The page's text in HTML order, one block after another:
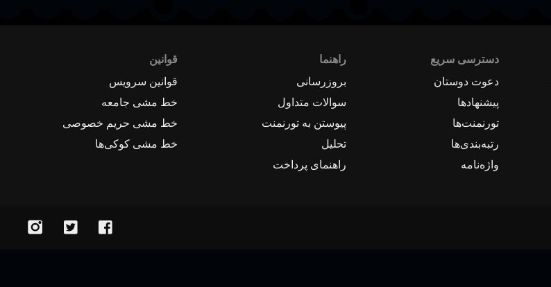
دسترسی سریع
دعوت دوستان
پیشنهادها
تورنمنت‌ها
رتبه‌بندی‌ها
واژه‌نامه
راهنما
بروزرسانی
سوالات متداول
پیوستن به تورنمنت
تحلیل
راهنمای پرداخت
قوانین
قوانین سرویس
خط مشی جامعه
خط مشی حریم خصوصی
خط مشی کوکی‌ها